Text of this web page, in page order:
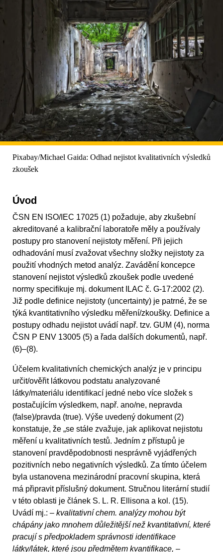
Pixabay/Michael Gaida: Odhad nejistot kvalitativních výsledků
zkoušek
Úvod
ČSN EN ISO/IEC 17025 (1) požaduje, aby zkušební
akreditované a kalibrační laboratoře měly a používaly
postupy pro stanovení nejistoty měření. Při jejich
odhadování musí zvažovat všechny složky nejistoty za
použití vhodných metod analýz. Zavádění koncepce
stanovení nejistot výsledků zkoušek podle uvedené
normy specifikuje mj. dokument ILAC č. G-17:2002 (2).
Již podle definice nejistoty (uncertainty) je patrné, že se
týká kvantitativního výsledku měření/zkoušky. Definice a
postupy odhadu nejistot uvádí např. tzv. GUM (4), norma
ČSN P ENV 13005 (5) a řada dalších dokumentů, např.
(6)–(8).
Účelem kvalitativních chemických analýz je v principu
určit/ověřit látkovou podstatu analyzované
látky/materiálu identifikací jedné nebo více složek s
postačujícím výsledkem, např. ano/ne, nepravda
(false)/pravda (true). Výše uvedený dokument (2)
konstatuje, že „se stále zvažuje, jak aplikovat nejistotu
měření u kvalitativních testů. Jedním z přístupů je
stanovení pravděpodobnosti nesprávně vyjádřených
pozitivních nebo negativních výsledků. Za tímto účelem
byla ustanovena mezinárodní pracovní skupina, která
má připravit příslušný dokument. Stručnou literární studií
v této oblasti je článek S. L. R. Ellisona a kol. (15).
Uvádí mj.: – kvalitativní chem. analýzy mohou být
chápány jako mnohem důležitější než kvantitativní, které
pracují s předpokladem správnosti identifikace
látky/látek, které jsou předmětem kvantifikace, –